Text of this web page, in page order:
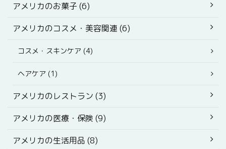
アメリカのお菓子 (6)
アメリカのコスメ・美容関連 (6)
コスメ・スキンケア (4)
ヘアケア (1)
アメリカのレストラン (3)
アメリカの医療・保険 (9)
アメリカの生活用品 (8)